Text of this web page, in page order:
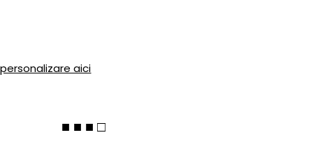
aici
■ ■ ■ □